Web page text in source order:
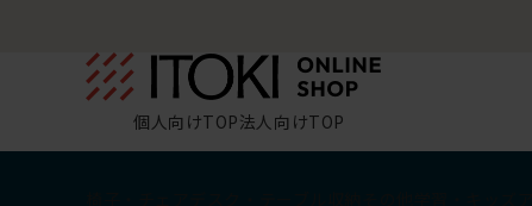
個人向けTOP法人向けTOP